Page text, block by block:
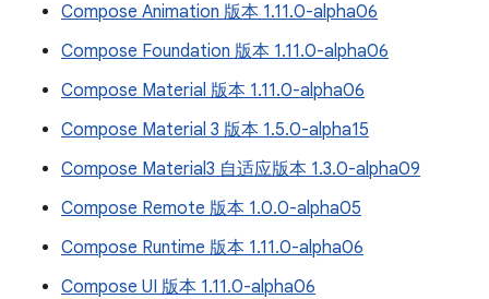
Compose Animation 版本 1.11.0-alpha06
Compose Foundation 版本 1.11.0-alpha06
Compose Material 版本 1.11.0-alpha06
Compose Material 3 版本 1.5.0-alpha15
Compose Material3 自适应版本 1.3.0-alpha09
Compose Remote 版本 1.0.0-alpha05
Compose Runtime 版本 1.11.0-alpha06
Compose UI 版本 1.11.0-alpha06